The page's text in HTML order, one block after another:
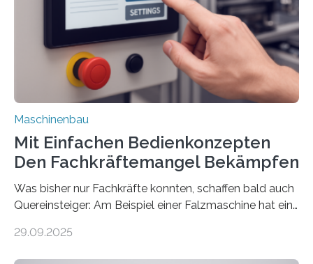
Maschinenbau
Mit Einfachen Bedienkonzepten
Den Fachkräftemangel Bekämpfen
Was bisher nur Fachkräfte konnten, schaffen bald auch
Quereinsteiger: Am Beispiel einer Falzmaschine hat ein
Mensch-Maschine-Schnittstelle so sehr vereinfacht,
29.09.2025